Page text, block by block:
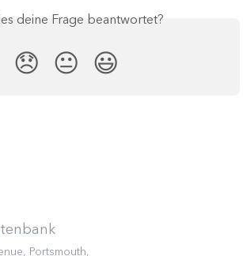
deine Frage beantwortet?
😞 😐 😃